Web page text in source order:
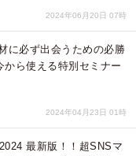
2024年06月20日 07時
に必ず出会うための必勝
ら使える特別セミナー
2024年04月23日 01時
最新版！！超SNSマ